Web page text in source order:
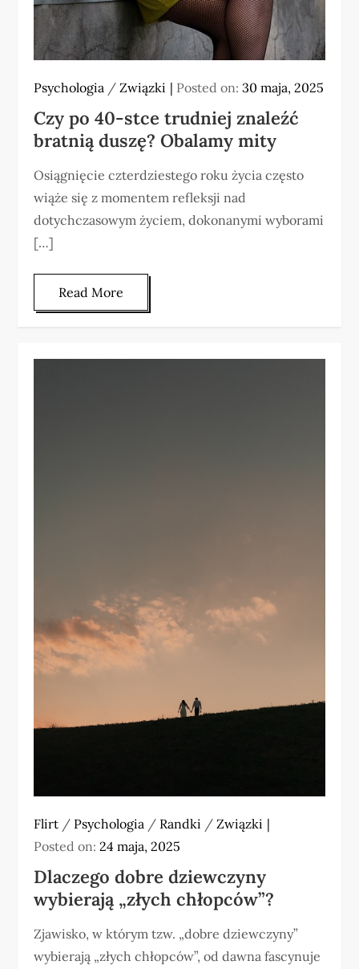
Psychologia /Związki Posted on:30 maja, 2025
Czy po 40-stce trudniej znaleźć
bratnią duszę? Obalamy mity
Osiągnięcie czterdziestego roku życia często
wiąże się z momentem refleksji nad
dotychczasowym życiem, dokonanymi wyborami
[…]
Read More
Flirt / Psychologia / Randki /Związki
Posted on:24 maja, 2025
Dlaczego dobre dziewczyny
wybierają „złych chłopców”?
Zjawisko, w którym tzw. „dobre dziewczyny”
wybierają „złych chłopców”, od dawna fascynuje